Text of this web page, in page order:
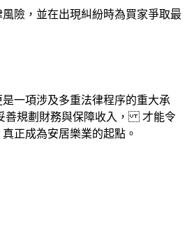
險，並在出現糾紛時為買家爭取最
一項涉及多重法律程序的重大承
規劃財務與保障收入， 才能令
正成為安居樂業的起點。